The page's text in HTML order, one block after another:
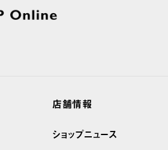
店舗情報
ショップニュース